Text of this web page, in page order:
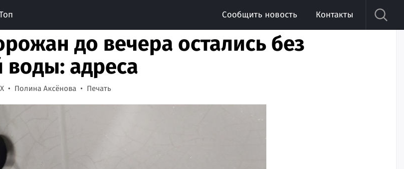
Сообщить новость Контакты
до вечера остались без
воды: адреса
Полина Аксёнова Печать